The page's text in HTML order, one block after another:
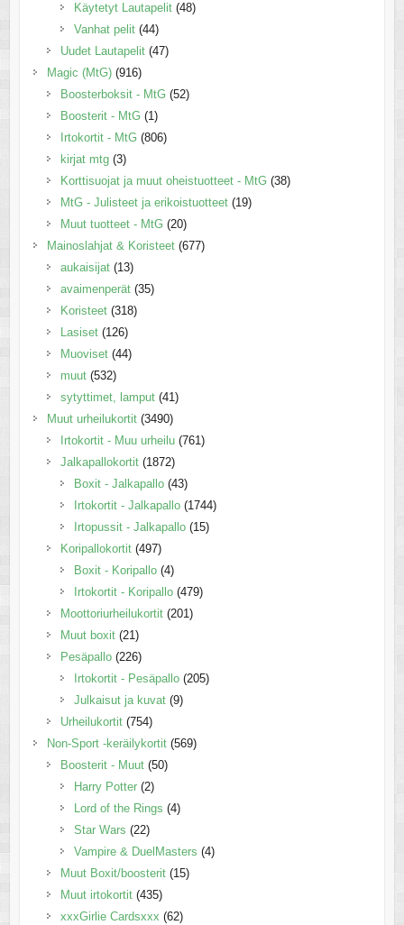
Käytetyt Lautapelit (48)
Vanhat pelit (44)
Uudet Lautapelit (47)
Magic (MtG) (916)
Boosterboksit - MtG (52)
Boosterit - MtG (1)
Irtokortit - MtG (806)
kirjat mtg (3)
Korttisuojat ja muut oheistuotteet - MtG (38)
MtG - Julisteet ja erikoistuotteet (19)
Muut tuotteet - MtG (20)
Mainoslahjat & Koristeet (677)
aukaisijat (13)
avaimenperät (35)
Koristeet (318)
Lasiset (126)
Muoviset (44)
muut (532)
sytyttimet, lamput (41)
Muut urheilukortit (3490)
Irtokortit - Muu urheilu (761)
Jalkapallokortit (1872)
Boxit - Jalkapallo (43)
Irtokortit - Jalkapallo (1744)
Irtopussit - Jalkapallo (15)
Koripallokortit (497)
Boxit - Koripallo (4)
Irtokortit - Koripallo (479)
Moottoriurheilukortit (201)
Muut boxit (21)
Pesäpallo (226)
Irtokortit - Pesäpallo (205)
Julkaisut ja kuvat (9)
Urheilukortit (754)
Non-Sport -keräilykortit (569)
Boosterit - Muut (50)
Harry Potter (2)
Lord of the Rings (4)
Star Wars (22)
Vampire & DuelMasters (4)
Muut Boxit/boosterit (15)
Muut irtokortit (435)
xxxGirlie Cardsxxx (62)